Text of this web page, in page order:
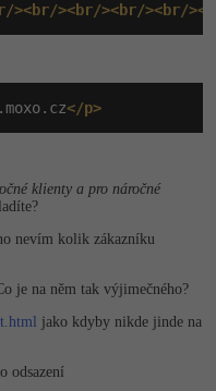
><br/><br/><br/><br/
</p>
klienty a pro náročné
nevím kolik zákazníku
je na něm tak výjimečného?
jako kdyby nikde jinde na
odsazení